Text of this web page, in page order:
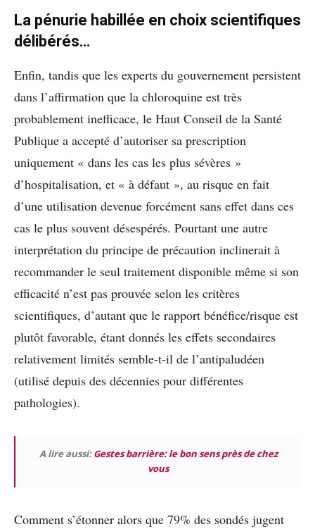
La pénurie habillée en choix scientifiques
délibérés…
Enfin, tandis que les experts du gouvernement persistent
dans l’affirmation que la chloroquine est très
probablement inefficace, le Haut Conseil de la Santé
Publique a accepté d’autoriser sa prescription
uniquement « dans les cas les plus sévères »
d’hospitalisation, et « à défaut », au risque en fait
d’une utilisation devenue forcément sans effet dans ces
cas le plus souvent désespérés. Pourtant une autre
interprétation du principe de précaution inclinerait à
recommander le seul traitement disponible même si son
efficacité n’est pas prouvée selon les critères
scientifiques, d’autant que le rapport bénéfice/risque est
plutôt favorable, étant donnés les effets secondaires
relativement limités semble-t-il de l’antipaludéen
(utilisé depuis des décennies pour différentes
pathologies).
A lire aussi:Gestes barrière: le bon sens près de chez
vous
Comment s’étonner alors que 79% des sondés jugent